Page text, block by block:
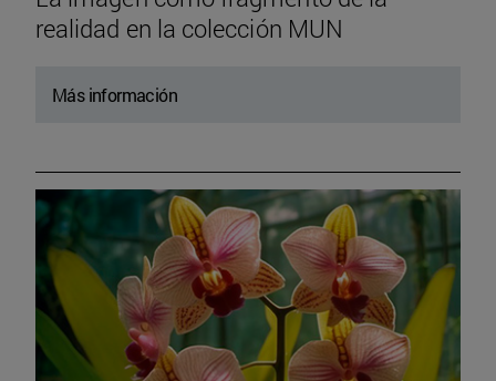
realidad en la colección MUN
Más información